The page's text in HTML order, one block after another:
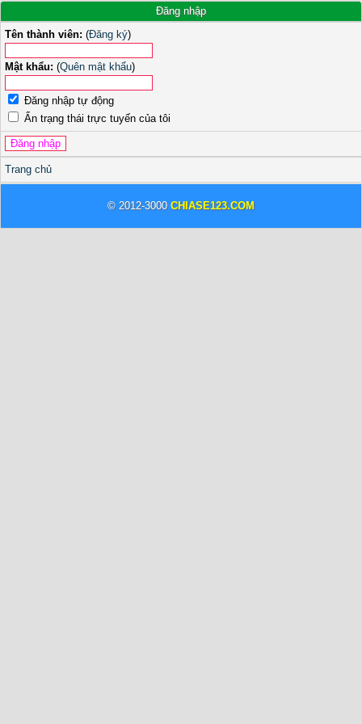
Đăng nhập
Tên thành viên: (Đăng ký)
Mật khẩu: (Quên mật khẩu)
Đăng nhập tự động
Ẩn trạng thái trực tuyến của tôi
Trang chủ
© 2012-3000 CHIASE123.COM